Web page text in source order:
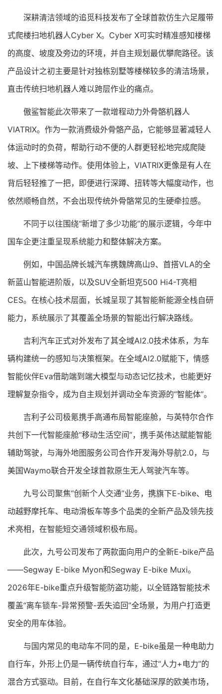
深耕清洁领域的追觅科技发布了全球首款仿生六足履带
式爬楼扫地机器人Cyber X。Cyber X可实时精准感知楼梯
的高度、坡度及旁边的环境，并自主规划最优攀爬路径。该
产品设计之初主要是针对独栋别墅等楼梯较多的清洁场景，
直击传统扫地机器人难以跨层作业的痛点。
傲鲨智能此次带来了一款增程动力外骨骼机器人
VIATRIX。作为一款消费级外骨骼产品，它能够显著减轻人
体运动时的负荷，帮助行动不便的人群更轻松地完成爬陡
坡、上下楼梯等动作。使用体验上，VIATRIX更像是有人在
背后轻轻推了一把，即便进行深蹲、扭转等大幅度动作，也
依然顺畅自然，不会出现传统外骨骼常见的生硬牵拉感。
不同于以往围绕“新增了多少功能”的展示逻辑，今年中
国车企更注重呈现系统能力和整体解决方案。
例如，中国品牌长城汽车携魏牌高山9、首搭VLA的全
新蓝山智能进阶版，以及SUV全新坦克500 Hi4-T亮相
CES。在核心技术层面，长城呈现了其智能新能源全栈自研
能力，系统展示了其覆盖全场景的智能出行解决路线。
吉利汽车正式对外发布了其全域AI2.0技术体系，为车
辆构建统一的感知与决策框架。在全域AI2.0赋能下，情感
智能伙伴Eva借助端到端大模型与动态记忆技术，也能更好
理解复杂指令，成为自主规划并调动全车资源的“智能体”。
吉利子公司极氪携手高通布局智能座舱，与英特尔合作
共创下一代智能座舱“移动生活空间”，携手英伟达赋能智能
辅助驾驶，与海外地图服务公司合作开发海外导航2.0，与
美国Waymo联合开发全球首款原生无人驾驶汽车等。
九号公司聚焦“创新个人交通”业务，携旗下E-bike、电
动越野摩托车、电动滑板车等多个品类的全新产品及领先技
术亮相，在智能短交通领域积极布局。
此次，九号公司发布了两款面向用户的全新E-bike产品
——Segway E-bike Myon和Segway E-bike Muxi。
2026年E-bike重点升级智能防盗功能，以全链路智能技术
覆盖“离车锁车-异常预警-丢失追回”全场景，为用户打造更
安全的用车体验。
与国内常见的电动车不同的是，E-bike虽是一种电助力
自行车，外形上仍是一辆传统自行车，通过“人力+电力”的
混合方式驱动。目前，在自行车文化基础深厚的欧美市场，